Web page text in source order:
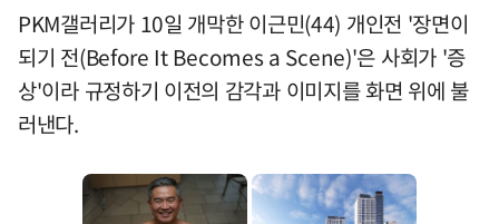
PKM갤러리가 10일 개막한 이근민(44) 개인전 '장면이
되기 전(Before It Becomes a Scene)'은 사회가 '증
상'이라 규정하기 이전의 감각과 이미지를 화면 위에 불
러낸다.